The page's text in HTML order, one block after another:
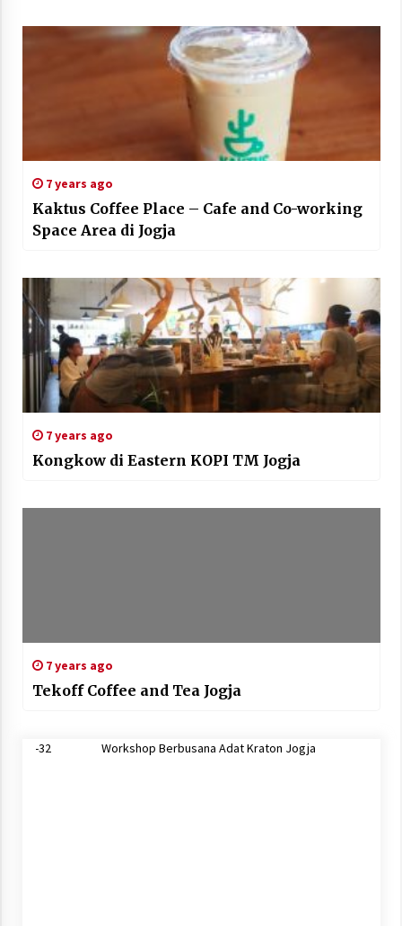
7 years ago
Kaktus Coffee Place – Cafe and Co-working
Space Area di Jogja
7 years ago
Kongkow di Eastern KOPI TM Jogja
7 years ago
Tekoff Coffee and Tea Jogja